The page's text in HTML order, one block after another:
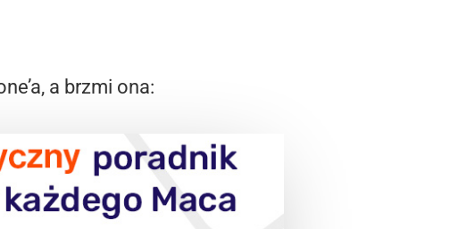
a brzmi ona: